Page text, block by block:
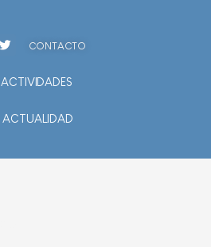
CONTACTO
ACTIVIDADES
ACTUALIDAD